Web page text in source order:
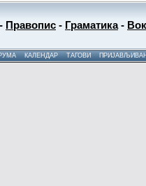
- Правопис - Граматика-
КАЛЕНДАР ТАГОВИ